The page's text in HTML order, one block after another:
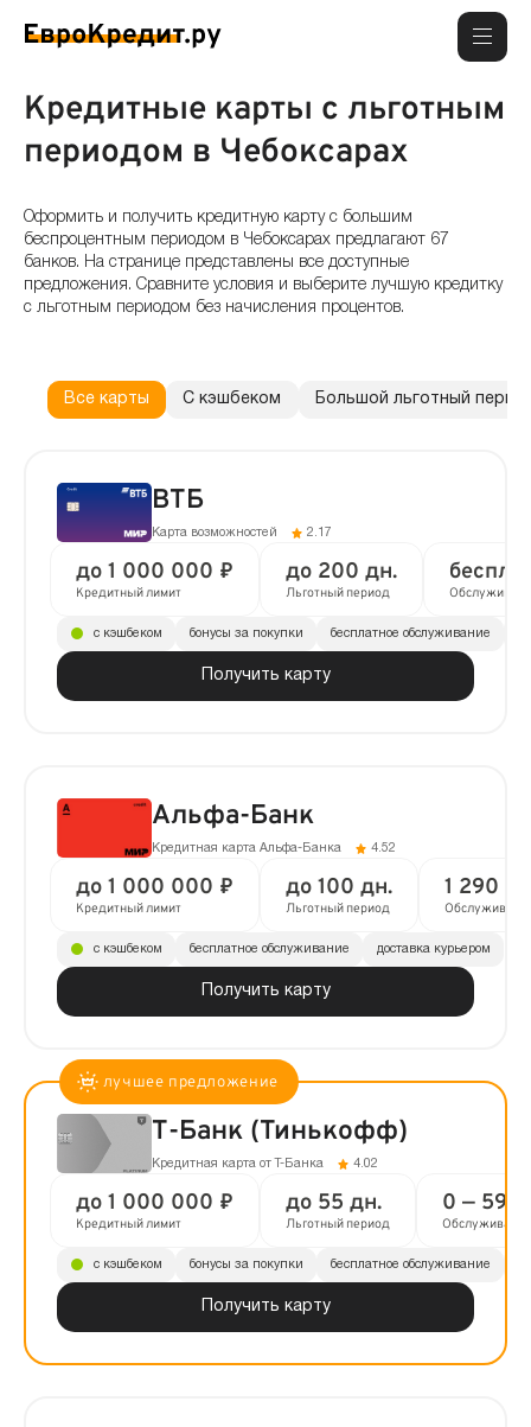
Кредитные карты с льготным
периодом в Чебоксарах
Оформить и получить кредитную карту с большим
беспроцентным периодом в Чебоксарах предлагают 67
банков. На странице представлены все доступные
предложения. Сравните условия и выберите лучшую кредитку
с льготным периодом без начисления процентов.
Все карты С кэшбеком Большой льготный
ВТБ
Карта возможностей 2.17
до 1 000 000 ₽
Кредитный лимит
до 200 дн.
Льготный период
Получить карту
с кэшбеком бонусы за покупки бесплатное обслуживание
Альфа-Банк
Кредитная карта Альфа-Банка 4.52
до 1 000 000 ₽
Кредитный лимит
до 100 дн.
Льготный период
1 290 ₽
Получить карту
с кэшбеком бесплатное обслуживание доставка курьером
Т-Банк (Тинькофф)
Кредитная карта от Т-Банка 4.02
до 1 000 000 ₽
Кредитный лимит
до 55 дн.
Льготный период
0 — 590
Обслуживание
Получить карту
с кэшбеком бонусы за покупки бесплатное обслуживание